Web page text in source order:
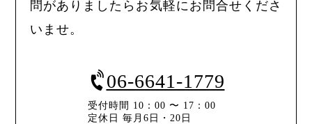
問がありましたらお気軽にお問合せくださ
いませ。
06-6641-1779
受付時間 10：00 〜 17：00
定休日 毎月6日・20日